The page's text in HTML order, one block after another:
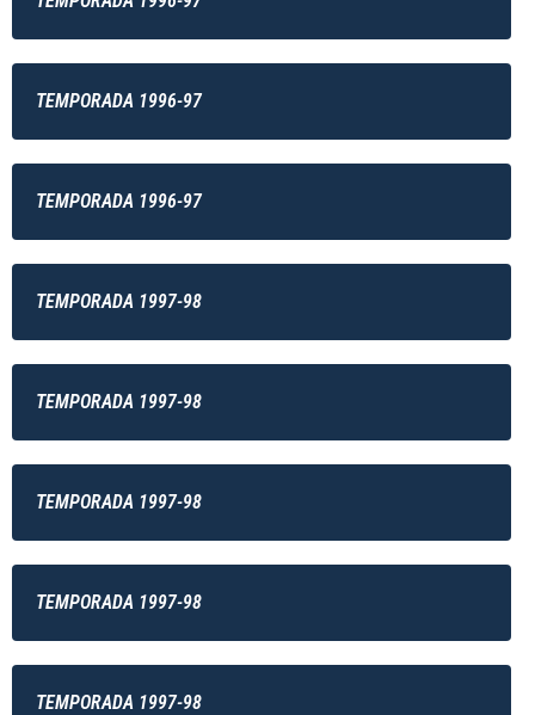
TEMPORADA 1996-97
TEMPORADA 1996-97
TEMPORADA 1997-98
TEMPORADA 1997-98
TEMPORADA 1997-98
TEMPORADA 1997-98
TEMPORADA 1997-98